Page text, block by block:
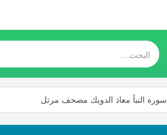
سورة النبأ معاذ الدويك مصحف مرتل